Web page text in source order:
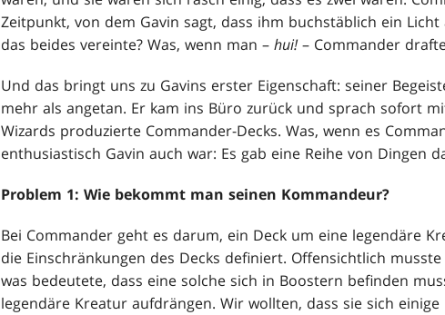
Zeitpunkt, von dem Gavin sagt, dass ihm buchstäblich ein
das beides vereinte? Was, wenn man – hui!– Commander
Und das bringt uns zu Gavins erster Eigenschaft: seiner
mehr als angetan. Er kam ins Büro zurück und sprach sofort
Wizards produzierte Commander-Decks. Was, wenn es
enthusiastisch Gavin auch war: Es gab eine Reihe von Dingen
Problem 1: Wie bekommt man seinen Kommandeur?
Bei Commander geht es darum, ein Deck um eine legendäre
die Einschränkungen des Decks definiert. Offensichtlich
was bedeutete, dass eine solche sich in Boostern befinden
legendäre Kreatur aufdrängen. Wir wollten, dass sie sich